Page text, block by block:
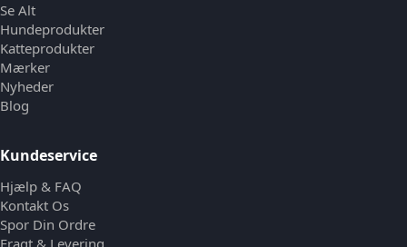
Se Alt
Hundeprodukter
Katteprodukter
Mærker
Nyheder
Blog
Kundeservice
Hjælp & FAQ
Kontakt Os
Spor Din Ordre